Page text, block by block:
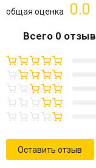
0.0
общая оценка
Всего 0
Оставить отзыв